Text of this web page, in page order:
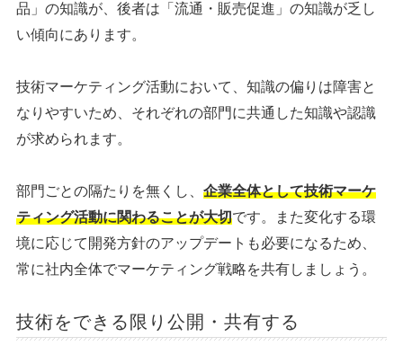
品」の知識が、後者は「流通・販売促進」の知識が乏し
い傾向にあります。
技術マーケティング活動において、知識の偏りは障害と
なりやすいため、それぞれの部門に共通した知識や認識
が求められます。
部門ごとの隔たりを無くし、 企業全体として技術マーケ
ティング活動に関わることが大切です。また変化する環
境に応じて開発方針のアップデートも必要になるため、
常に社内全体でマーケティング戦略を共有しましょう。
技術をできる限り公開・共有する